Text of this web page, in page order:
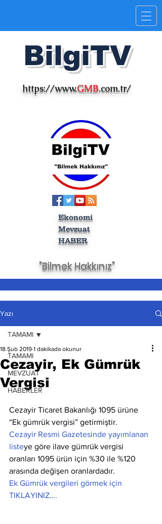
BilgiTV
https://www.GMB.com.tr/
Ekonomi
Mevzuat
HABER
"Bilmek Hakkınız"
Yazı
TAMAMI
MEVZUAT
HABERLER
TAMAMI
Cezayir, Ek Gümrük
Vergisi
18 Şub 2019 1 dakikada okunur
Cezayir Ticaret Bakanlığı 1095 ürüne
“Ek gümrük vergisi” getirmiştir.
Cezayir Resmi Gazetesinde yayımlanan
listeye göre ilave gümrük vergisi
oranları 1095 ürün için %30 ile %120
arasında değişen oranlardadır.
Ek Gümrük vergileri görmek için
TIKLAYINIZ….